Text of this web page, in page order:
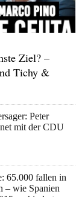
Ziel? –
Tichy &
Peter
mit der CDU
65.000 fallen in
– wie Spanien